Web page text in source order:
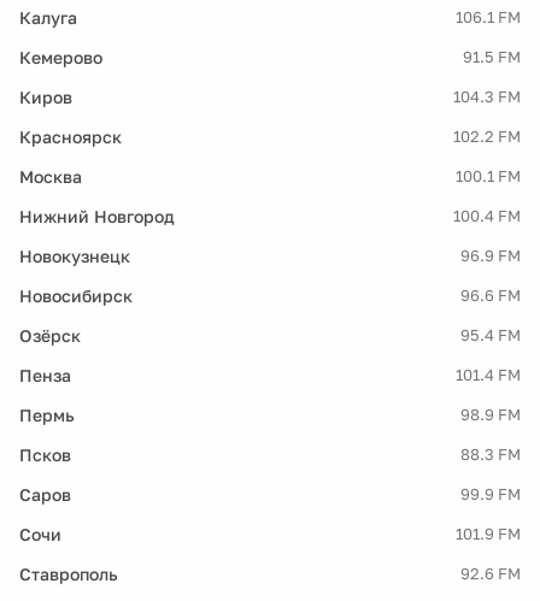
Калуга 106.1 FM
Кемерово 91.5 FM
Киров 104.3 FM
Красноярск 102.2 FM
Москва 100.1 FM
Нижний Новгород 100.4 FM
Новокузнецк 96.9 FM
Новосибирск 96.6 FM
Озёрск 95.4 FM
Пенза 101.4 FM
Пермь 98.9 FM
Псков 88.3 FM
Саров 99.9 FM
Сочи 101.9 FM
Ставрополь 92.6 FM